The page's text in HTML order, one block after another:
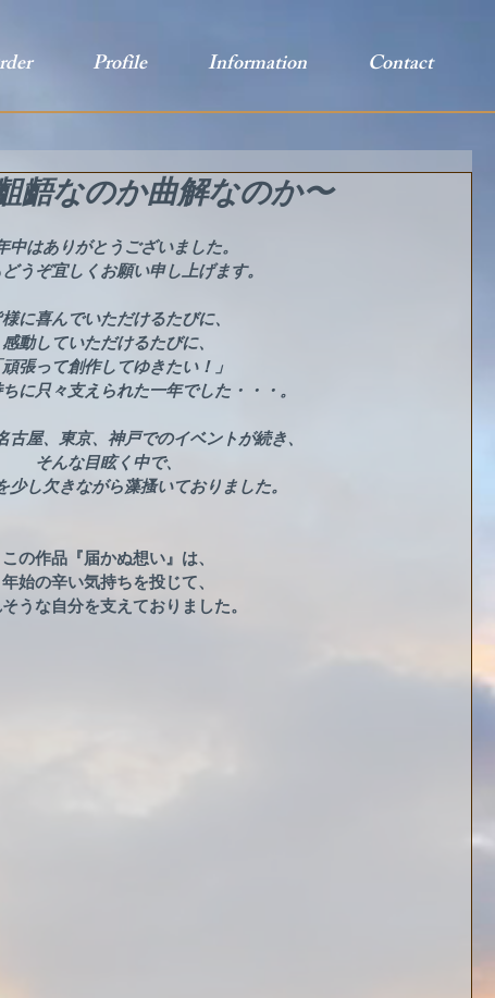
Profile Information Contact
齬なのか曲解なのか〜
中はありがとうございました。
うぞ宜しくお願い申し上げます。
に喜んでいただけるたびに、
感動していただけるたびに、
張って創作してゆきたい！」
に只々支えられた一年でした・・・。
古屋、東京、神戸でのイベントが続き、
そんな目眩く中で、
少し欠きながら藻搔いておりました。
この作品『届かぬ想い』は、
年始の辛い気持ちを投じて、
うな自分を支えておりました。